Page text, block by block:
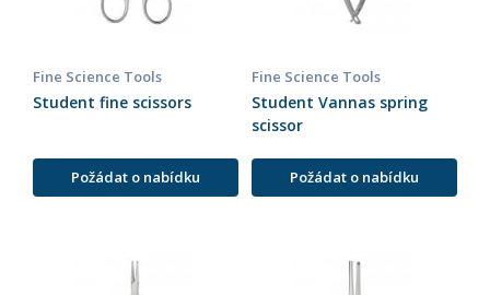
Fine Science Tools
Student fine scissors
Požádat o nabídku
Fine Science Tools
Student Vannas spring
scissor
Požádat o nabídku